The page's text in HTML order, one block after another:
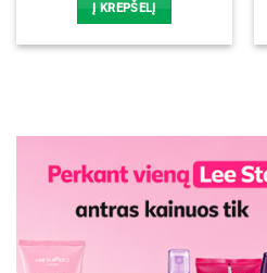
Į KREPŠELĮ